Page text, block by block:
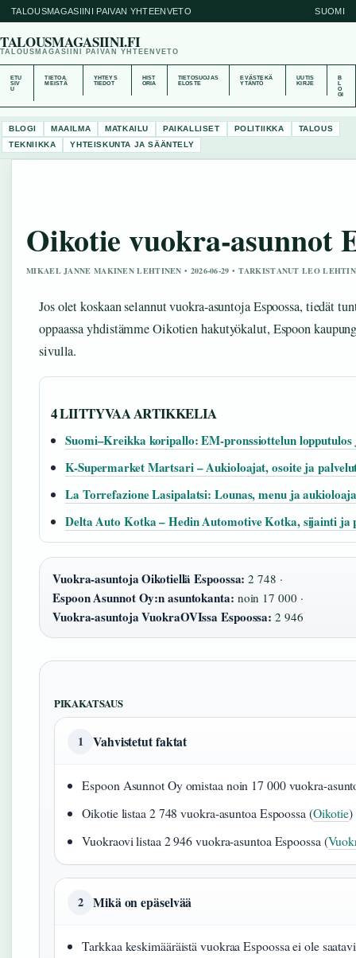
TALOUSMAGASIINI PAIVAN YHTEENVETO SUOMI
TALOUSMAGASIINI.FI
TALOUSMAGASIINI PAIVAN YHTEENVETO
ETU
SIV
U
TIETOA
MEISTÄ
YHTEYS
TIEDOT
HIST
ORIA
TIETOSUOJAS
ELOSTE
EVÄSTEKÄ
YTÄNTÖ
UUTIS
KIRJE
B
O
GI
BLOGI MAAILMA MATKAILU PAIKALLISET POLITIIKKA
TALOUS
TEKNIIKKA
YHTEISKUNTA JA SÄÄNTELY
Oikotie vuokra-asunnot
MIKAEL JANNE MAKINEN LEHTINEN • 2026-06-29 • TARKISTANUT LEO
Jos olet koskaan selannut vuokra-asuntoja Espoossa, tiedät
oppaassa yhdistämme Oikotien hakutyökalut, Espoon
sivulla.
4 LIITTYVAA ARTIKKELIA
Suomi–Kreikka koripallo: EM-pronssiottelun lopputulos
K-Supermarket Martsari – Aukioloajat, osoite ja
La Torrefazione Lasipalatsi: Lounas, menu ja
Delta Auto Kotka – Hedin Automotive Kotka, sijainti ja
Vuokra-asuntoja Oikotiellä Espoossa: 2 748 ·
Espoon Asunnot Oy:n asuntokanta: noin 17 000 ·
Vuokra-asuntoja VuokraOVIssa Espoossa: 2 946
PIKAKATSAUS
1 Vahvistetut faktat
Espoon Asunnot Oy omistaa noin 17 000 vuokra-
Oikotie listaa 2 748 vuokra-asuntoa Espoossa (Oikotie)
Vuokraovi listaa 2 946 vuokra-asuntoa Espoossa (
2 Mikä on epäselvää
Tarkkaa keskimääräistä vuokraa Espoossa ei ole